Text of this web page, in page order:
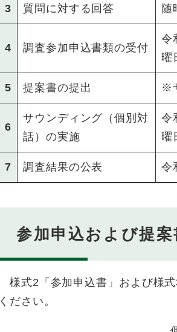
3 質問に対する回答 随
4 調査参加申込書類の受付
令
曜
5 提案書の提出 ※
6
サウンディング（個別対
話）の実施
令
曜
7 調査結果の公表 令
参加申込および提
様式2「参加申込書」および様
ください。